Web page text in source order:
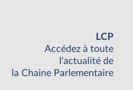
LCP
Accédez à toute
l'actualité de
la Chaine Parlementaire